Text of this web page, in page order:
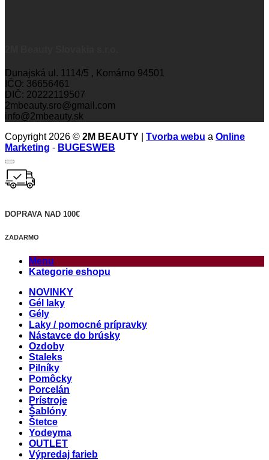
Dunajská ul. 1114/5 , Komárno 94501
IČO: 36656461
DIČ: 20222119507
2mbeauty.sro@gmail.com
info@2mbeauty.sk
Copyright 2026 © 2M BEAUTY Tvorba webu a Online
Marketing - BUGESWEB
DOPRAVA NAD 100€
ZADARMO
Menu
Kategorie eshopu
NOVINKY
Gél laky
Gély
Laky / pomocné prípravky
Nástavce do brúsky
Ozdoby
Staleks
Pilníky
Pomôcky
Porcelán
Prístroje
Šablóny
Štetce
Yodeyma
OUTLET
Výpredaj farieb